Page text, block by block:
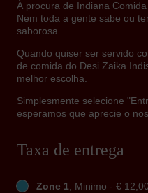
À procura de Indiana
Nem toda a gente sabe ou
saborosa.
Quando quiser ser servido
de comida do Desi Zaika
melhor escolha.
Simplesmente selecione
esperamos que aprecie o
Taxa de entrega
Zone 1, Minimo - €